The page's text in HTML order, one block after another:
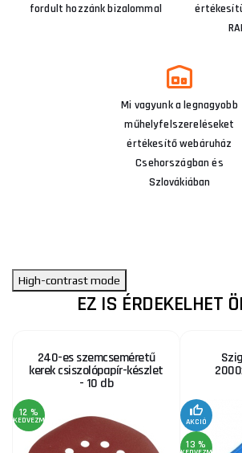
fordult hozzánk bizalommal
Mi vagyunk a legnagyobb
műhelyfelszereléseket
értékesítő webáruház
Csehországban és
Szlovákiában
High-contrast mode
EZ IS ÉRDEKELHET
240-es szemcseméretű
kerek csiszolópapír-készlet
- 10 db
12 %
KEDVEZMÉNY AKCIÓ
13 %